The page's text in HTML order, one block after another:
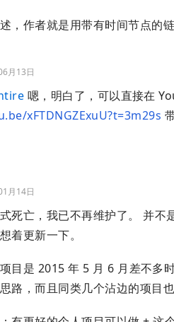
，作者就是用带有时间节点的
月13日
嗯，明白了，可以直接在
xFTDNGZExuU?t=3m29s
月14日
死亡，我已不再维护了。 并
着更新一下。
目是 2015 年 5 月 6 月差不
路，而且同类几个沾边的项目